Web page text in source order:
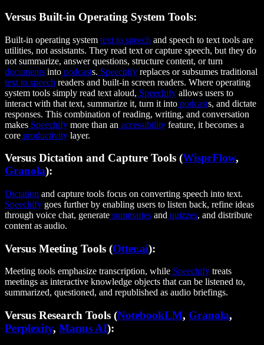
Versus Built-in Operating System Tools:
Built-in operating system text to speech and speech to text tools are
utilities, not assistants. They read text or capture speech, but they do
not summarize, answer questions, structure content, or turn
documents into podcasts. Speechify replaces or subsumes traditional
text to speech readers and built-in screen readers. Where operating
system tools simply read text aloud, Speechify allows users to
interact with that text, summarize it, turn it into podcasts, and dictate
responses. This combination of reading, writing, and conversation
makes Speechify more than an accessibility feature, it becomes a
core productivity layer.
Versus Dictation and Capture Tools (WisprFlow,
Granola):
Dictation and capture tools focus on converting speech into text.
Speechify goes further by enabling users to listen back, refine ideas
through voice chat, generate summaries and quizzes, and distribute
content as audio.
Versus Meeting Tools (Otter.ai):
Meeting tools emphasize transcription, while Speechify treats
meetings as interactive knowledge objects that can be listened to,
summarized, questioned, and republished as audio briefings.
Versus Research Tools (NotebookLM, Granola,
Perplexity, Manus AI):